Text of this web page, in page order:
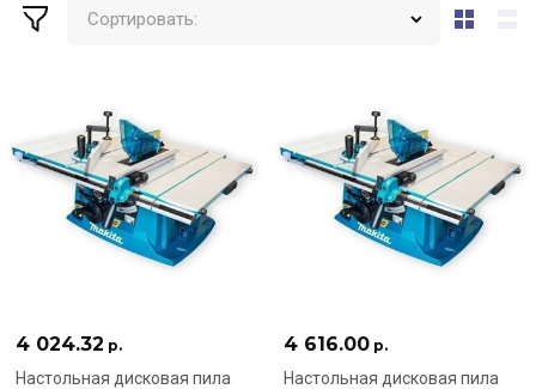
Сортировать:
4 024.32 р.
Настольная дисковая пила
4 616.00 р.
Настольная дисковая пила